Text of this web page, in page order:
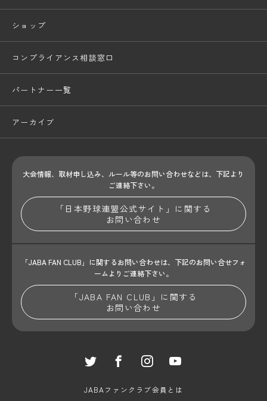
ショップ
コンプライアンス相談窓口
パートナー一覧
アーカイブ
大会情報、取材申し込み、ルール等のお問い合わせなどは、下記より
ご連絡下さい。
「日本野球連盟公式サイト」に関する
お問い合わせ
「JABA FAN CLUB」に関するお問い合わせは、 下記のお問い合せフォ
ームよりご連絡下さい。
「JABA FAN CLUB」に関する
お問い合わせ
JABAファンクラブ会員とは